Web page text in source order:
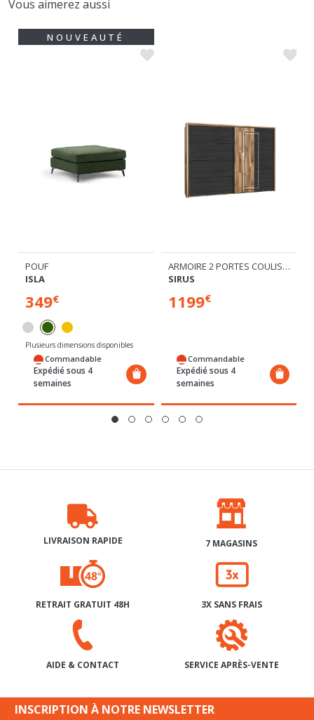
Vous aimerez aussi
NOUVEAUTÉ
POUF
ISLA
349€
Plusieurs dimensions disponibles
Commandable
Expédié sous 4
semaines
ARMOIRE 2 PORTES COULISSANTES.
SIRUS
1199€
Commandable
Expédié sous 4
semaines
LIVRAISON RAPIDE 7 MAGASINS
RETRAIT GRATUIT 48H 3X SANS FRAIS
AIDE & CONTACT SERVICE APRÈS-VENTE
INSCRIPTION À NOTRE NEWSLETTER